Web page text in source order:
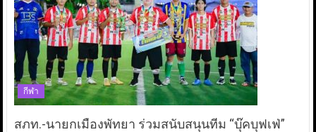
กีฬา
สภท.-นายกเมืองพัทยา ร่วมสนับสนุนทีม “บุ๊คบุฟเฟ่”